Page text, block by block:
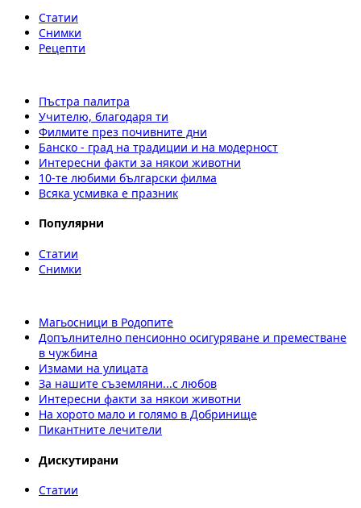
Статии
Снимки
Рецепти
Пъстра палитра
Учителю, благодаря ти
Филмите през почивните дни
Банско - град на традиции и на модерност
Интересни факти за някои животни
10-те любими български филма
Всяка усмивка е празник
Популярни
Статии
Снимки
Магьосници в Родопите
Допълнително пенсионно осигуряване и преместване
в чужбина
Измами на улицата
За нашите съземляни...с любов
Интересни факти за някои животни
На хорото мало и голямо в Добринище
Пикантните лечители
Дискутирани
Статии